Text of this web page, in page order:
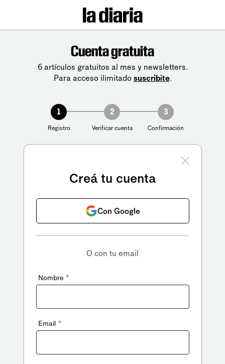
Cuenta gratuita
6 artículos gratuitos al mes y newsletters.
Para acceso ilimitado suscribite.
1
Registro
2
Verificar cuenta
3
Confirmación
Creá tu cuenta
Con Google
O con tu email
Nombre *
Email *